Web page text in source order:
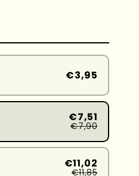
€3,95
€7,51
€7,90
€11,02
€11,85